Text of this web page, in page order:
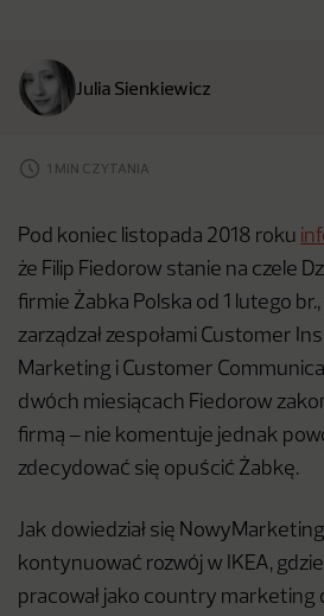
Julia Sienkiewicz
1 MIN CZYTANIA
Pod koniec listopada 2018 roku
że Filip Fiedorow stanie na czele
firmie Żabka Polska od 1 lutego
zarządzał zespołami Customer
Marketing i Customer
dwóch miesiącach Fiedorow
firmą – nie komentuje jednak
zdecydować się opuścić Żabkę.
Jak dowiedział się
kontynuować rozwój w IKEA,
pracował jako country marketing